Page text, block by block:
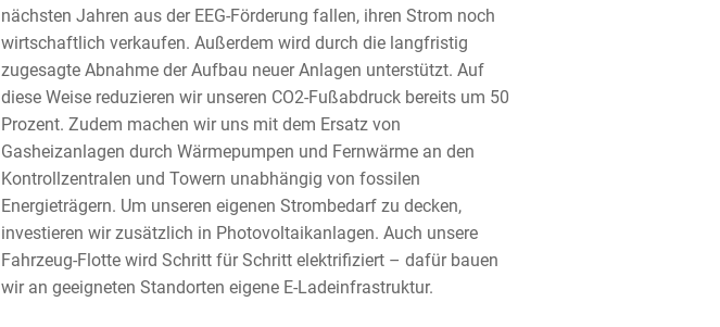
nächsten Jahren aus der EEG-Förderung fallen, ihren Strom noch
wirtschaftlich verkaufen. Außerdem wird durch die langfristig
zugesagte Abnahme der Aufbau neuer Anlagen unterstützt. Auf
diese Weise reduzieren wir unseren CO2-Fußabdruck bereits um 50
Prozent. Zudem machen wir uns mit dem Ersatz von
Gasheizanlagen durch Wärmepumpen und Fernwärme an den
Kontrollzentralen und Towern unabhängig von fossilen
Energieträgern. Um unseren eigenen Strombedarf zu decken,
investieren wir zusätzlich in Photovoltaikanlagen. Auch unsere
Fahrzeug-Flotte wird Schritt für Schritt elektrifiziert – dafür bauen
wir an geeigneten Standorten eigene E-Ladeinfrastruktur.